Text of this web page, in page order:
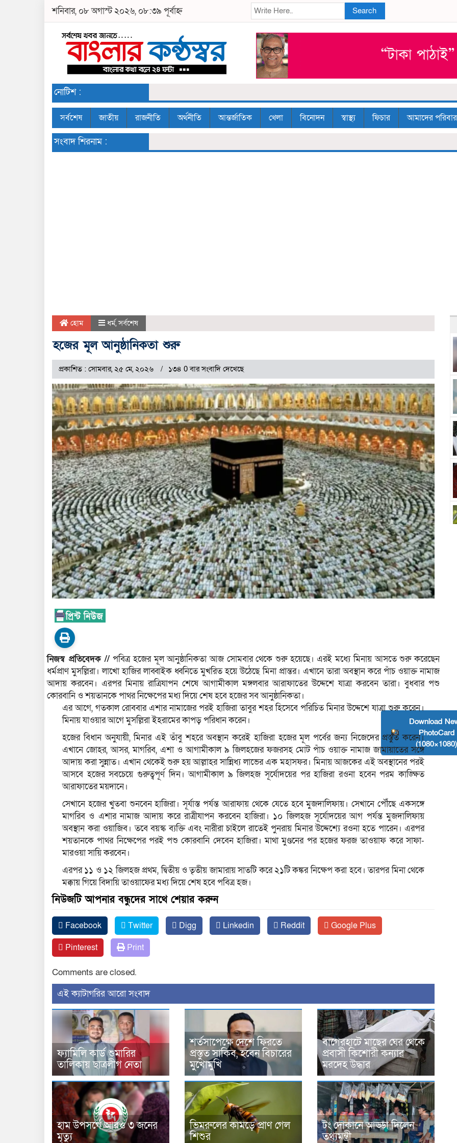
শনিবার, ০৮ অগাস্ট ২০২৬, ০৮:৩৯ পূর্বাহ্ন Search
নোটিশ :
সর্বশেষ জাতীয় রাজনীতি অর্থনীতি আন্তর্জাতিক খেলা বিনোদন স্বাস্থ্য ফিচার আমাদের পরিবার
সংবাদ শিরনাম :
হোম ধর্ম,সর্বশেষ
হজের মূল আনুষ্ঠানিকতা শুরু
প্রকাশিত : সোমবার, ২৫ মে, ২০২৬ ১৩৪ 0 বার সংবাদি দেখেছে
নিজস্ব প্রতিবেদক // পবিত্র হজের মূল আনুষ্ঠানিকতা আজ সোমবার থেকে শুরু হয়েছে। এরই মধ্যে মিনায় আসতে শুরু করেছেন
ধর্মপ্রাণ মুসল্লিরা। লাখো হাজির লাব্বাইক ধ্বনিতে মুখরিত হয়ে উঠেছে মিনা প্রান্তর। এখানে তারা অবস্থান করে পাঁচ ওয়াক্ত নামাজ
আদায় করবেন। এরপর মিনায় রাত্রিযাপন শেষে আগামীকাল মঙ্গলবার আরাফাতের উদ্দেশে যাত্রা করবেন তারা। বুধবার পশু
কোরবানি ও শয়তানকে পাথর নিক্ষেপের মধ্য দিয়ে শেষ হবে হজের সব আনুষ্ঠানিকতা।
এর আগে, গতকাল রোববার এশার নামাজের পরই হাজিরা তাবুর শহর হিসেবে পরিচিত মিনার উদ্দেশে যাত্রা শুরু করেন।
মিনায় যাওয়ার আগে মুসল্লিরা ইহরামের কাপড় পরিধান করেন।
হজের বিধান অনুযায়ী, মিনার এই তাঁবু শহরে অবস্থান করেই হাজিরা হজের মূল পর্বের জন্য নিজেদের প্রস্তুত করেন।
এখানে জোহর, আসর, মাগরিব, এশা ও আগামীকাল ৯ জিলহজের ফজরসহ মোট পাঁচ ওয়াক্ত নামাজ জামায়াতের সঙ্গে
আদায় করা সুন্নাত। এখান থেকেই শুরু হয় আল্লাহর সান্নিধ্য লাভের এক মহাসফর। মিনায় আজকের এই অবস্থানের পরই
আসবে হজের সবচেয়ে গুরুত্বপূর্ণ দিন। আগামীকাল ৯ জিলহজ সূর্যোদয়ের পর হাজিরা রওনা হবেন পরম কাঙ্ক্ষিত
আরাফাতের ময়দানে।
সেখানে হজের খুতবা শুনবেন হাজিরা। সূর্যাস্ত পর্যন্ত আরাফায় থেকে যেতে হবে মুজদালিফায়। সেখানে পৌঁছে একসঙ্গে
মাগরিব ও এশার নামাজ আদায় করে রাত্রীযাপন করবেন হাজিরা। ১০ জিলহজ সূর্যোদয়ের আগ পর্যন্ত মুজদালিফায়
অবস্থান করা ওয়াজিব। তবে বয়স্ক ব্যক্তি এবং নারীরা চাইলে রাতেই পুনরায় মিনার উদ্দেশ্যে রওনা হতে পারেন। এরপর
শয়তানকে পাথর নিক্ষেপের পরই পশু কোরবানি দেবেন হাজিরা। মাথা মুণ্ডনের পর হজের ফরজ তাওয়াফ করে সাফা-
মারওয়া সায়ি করবেন।
এরপর ১১ ও ১২ জিলহজ প্রথম, দ্বিতীয় ও তৃতীয় জামারায় সাতটি করে ২১টি কঙ্কর নিক্ষেপ করা হবে। তারপর মিনা থেকে
মক্কায় গিয়ে বিদায়ি তাওয়াফের মধ্য দিয়ে শেষ হবে পবিত্র হজ।
Download
PhotoCard
(1080×1080)
নিউজটি আপনার বন্ধুদের সাথে শেয়ার করুন
Facebook Twitter Digg Linkedin Reddit
Google Plus
Pinterest
Print
Comments are closed.
‍এই ক্যাটাগরির ‍আরো সংবাদ
ফ্যামিলি কার্ড শুমারির
তালিকায় ছাত্রলীগ নেতা
শর্তসাপেক্ষে দেশে ফিরতে
প্রস্তুত সাকিব, হবেন বিচারের
মুখোমুখি
বাগেরহাটে মাছের ঘের থেকে
প্রবাসী কিশোরী কন্যার
মরদেহ উদ্ধার
হাম উপসর্গে আরও ৩ জনের
মৃত্যু
ভিমরুলের কামড়ে প্রাণ গেল
শিশুর
টং দোকানে আড্ডা দিলেন
তথ্যমন্ত্রী